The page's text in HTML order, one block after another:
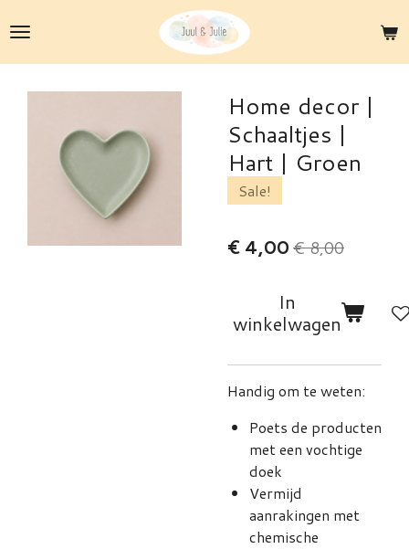
direct
naar
Home decor |
Schaaltjes |
Hart | Groen
Sale!
€ 4,00€ 8,00
In
winkelwagen
Handig om te weten:
Poets de producten
met een vochtige
doek
Vermijd
aanrakingen met
chemische